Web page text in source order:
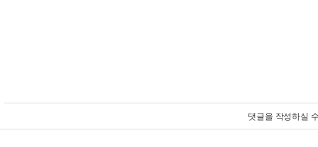
댓글을 작성하실